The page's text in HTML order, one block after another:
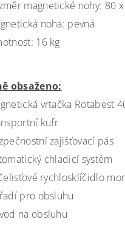
magnetické nohy: 80
noha: pevná
16 kg
obsaženo:
vrtačka Rotabest
kufr
zajišťovací pás
chladicí systém
rychlosklíčidlo
pro obsluhu
na obsluhu